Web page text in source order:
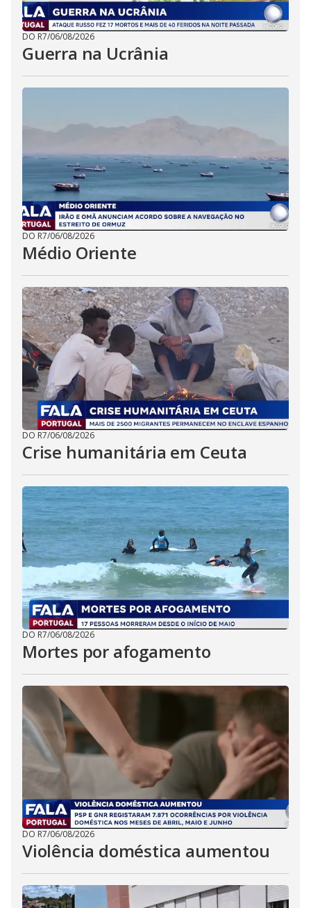
DO R7/06/08/2026
Guerra na Ucrânia
DO R7/06/08/2026
Médio Oriente
DO R7/06/08/2026
Crise humanitária em Ceuta
DO R7/06/08/2026
Mortes por afogamento
DO R7/06/08/2026
Violência doméstica aumentou